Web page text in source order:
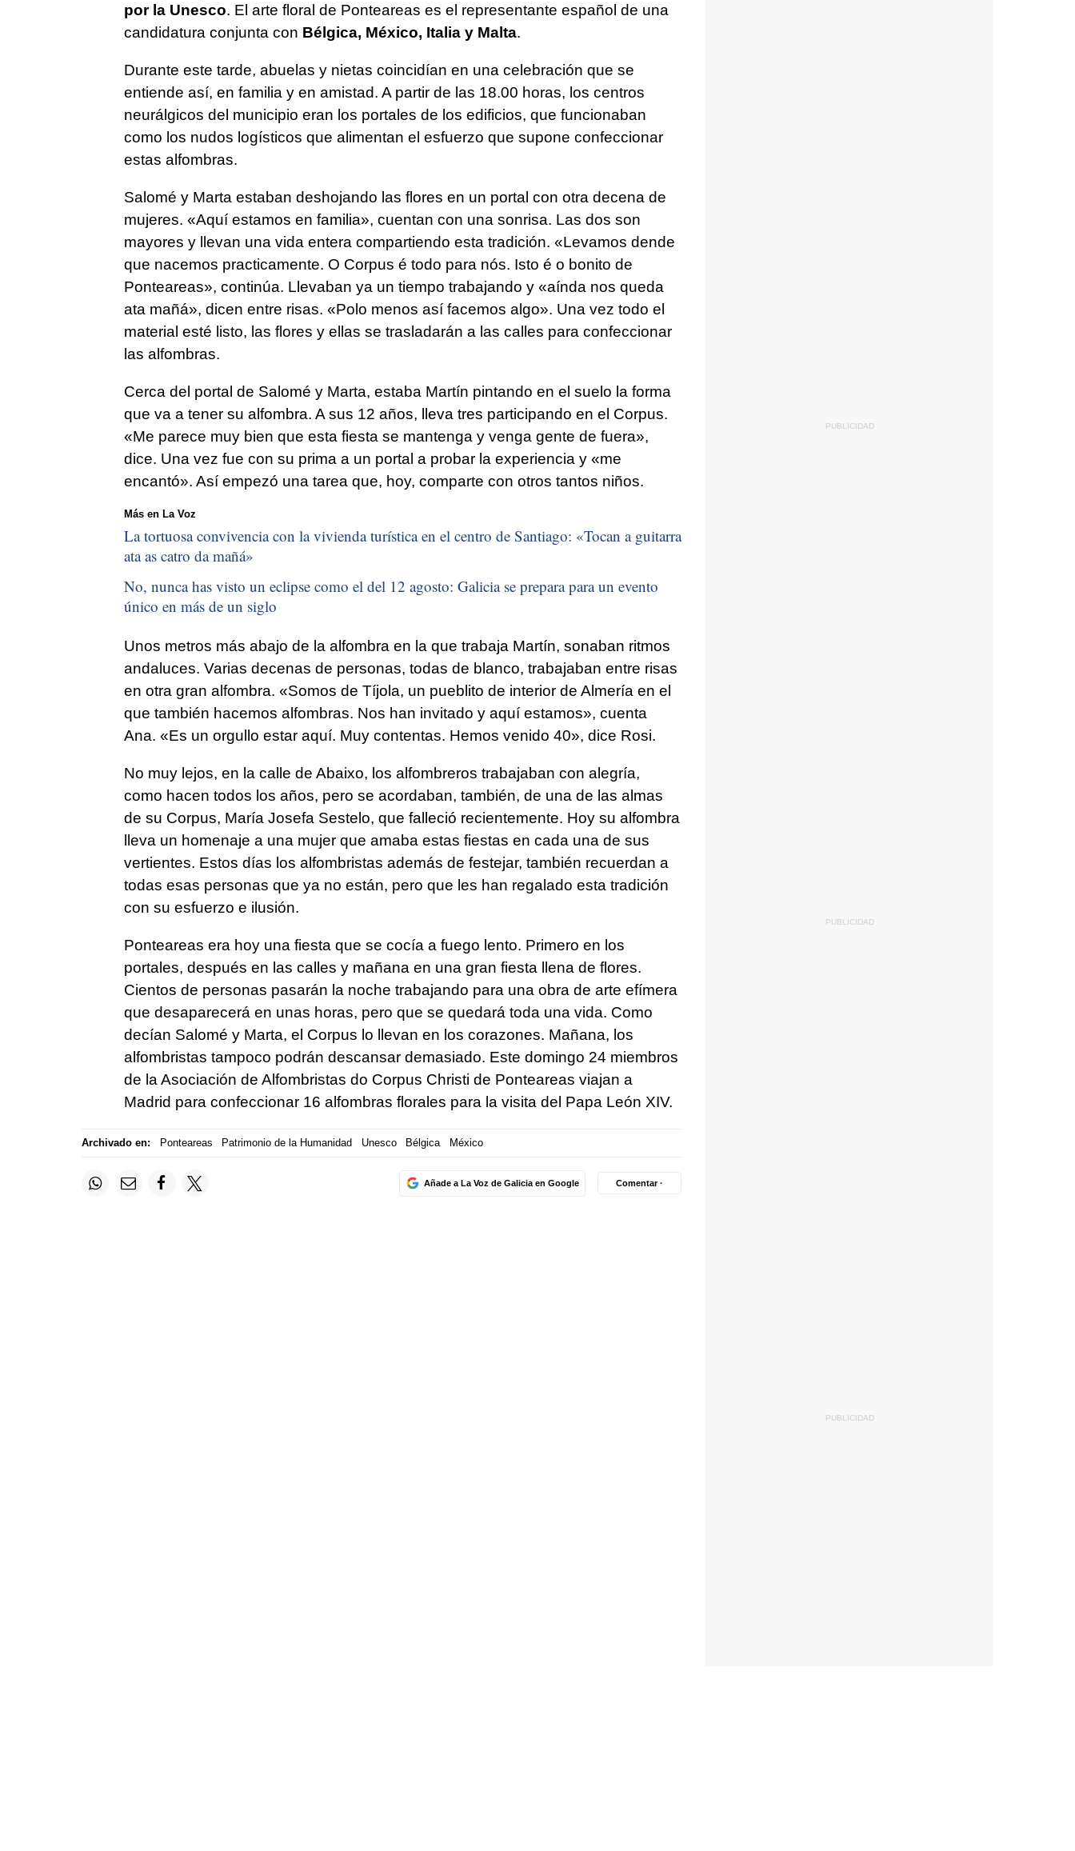
por la Unesco. El arte floral de Ponteareas es el representante español de una
candidatura conjunta con Bélgica, México, Italia y Malta.
Durante este tarde, abuelas y nietas coincidían en una celebración que se
entiende así, en familia y en amistad. A partir de las 18.00 horas, los centros
neurálgicos del municipio eran los portales de los edificios, que funcionaban
como los nudos logísticos que alimentan el esfuerzo que supone confeccionar
estas alfombras.
Salomé y Marta estaban deshojando las flores en un portal con otra decena de
mujeres. «Aquí estamos en familia», cuentan con una sonrisa. Las dos son
mayores y llevan una vida entera compartiendo esta tradición. «Levamos dende
que nacemos practicamente. O Corpus é todo para nós. Isto é o bonito de
Ponteareas», continúa. Llevaban ya un tiempo trabajando y «aínda nos queda
ata mañá», dicen entre risas. «Polo menos así facemos algo». Una vez todo el
material esté listo, las flores y ellas se trasladarán a las calles para confeccionar
las alfombras.
Cerca del portal de Salomé y Marta, estaba Martín pintando en el suelo la forma
que va a tener su alfombra. A sus 12 años, lleva tres participando en el Corpus.
«Me parece muy bien que esta fiesta se mantenga y venga gente de fuera»,
dice. Una vez fue con su prima a un portal a probar la experiencia y «me
encantó». Así empezó una tarea que, hoy, comparte con otros tantos niños.
Más en La Voz
La tortuosa convivencia con la vivienda turística en el centro de Santiago: «Tocan a guitarra
ata as catro da mañá»
No, nunca has visto un eclipse como el del 12 agosto: Galicia se prepara para un evento
único en más de un siglo
Unos metros más abajo de la alfombra en la que trabaja Martín, sonaban ritmos
andaluces. Varias decenas de personas, todas de blanco, trabajaban entre risas
en otra gran alfombra. «Somos de Tíjola, un pueblito de interior de Almería en el
que también hacemos alfombras. Nos han invitado y aquí estamos», cuenta
Ana. «Es un orgullo estar aquí. Muy contentas. Hemos venido 40», dice Rosi.
No muy lejos, en la calle de Abaixo, los alfombreros trabajaban con alegría,
como hacen todos los años, pero se acordaban, también, de una de las almas
de su Corpus, María Josefa Sestelo, que falleció recientemente. Hoy su alfombra
lleva un homenaje a una mujer que amaba estas fiestas en cada una de sus
vertientes. Estos días los alfombristas además de festejar, también recuerdan a
todas esas personas que ya no están, pero que les han regalado esta tradición
con su esfuerzo e ilusión.
Ponteareas era hoy una fiesta que se cocía a fuego lento. Primero en los
portales, después en las calles y mañana en una gran fiesta llena de flores.
Cientos de personas pasarán la noche trabajando para una obra de arte efímera
que desaparecerá en unas horas, pero que se quedará toda una vida. Como
decían Salomé y Marta, el Corpus lo llevan en los corazones. Mañana, los
alfombristas tampoco podrán descansar demasiado. Este domingo 24 miembros
de la Asociación de Alfombristas do Corpus Christi de Ponteareas viajan a
Madrid para confeccionar 16 alfombras florales para la visita del Papa León XIV.
Archivado en: Ponteareas Patrimonio de la Humanidad Unesco Bélgica México
Añade a La Voz de Galicia en Google Comentar ·